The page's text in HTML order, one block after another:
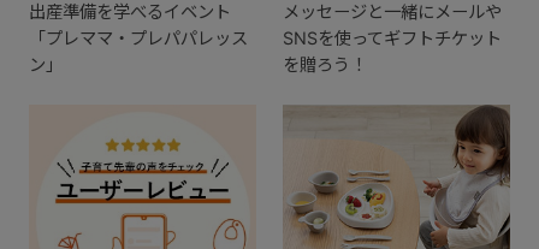
出産準備を学べるイベント
「プレママ・プレパパレッス
ン」
メッセージと一緒にメールや
SNSを使ってギフトチケット
を贈ろう！